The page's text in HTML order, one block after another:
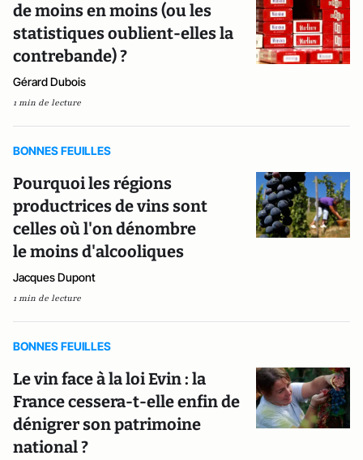
de moins en moins (ou les
statistiques oublient-elles la
contrebande) ?
Gérard Dubois
1 min de lecture
BONNES FEUILLES
Pourquoi les régions
productrices de vins sont
celles où l'on dénombre
le moins d'alcooliques
Jacques Dupont
1 min de lecture
BONNES FEUILLES
Le vin face à la loi Evin : la
France cessera-t-elle enfin de
dénigrer son patrimoine
national ?